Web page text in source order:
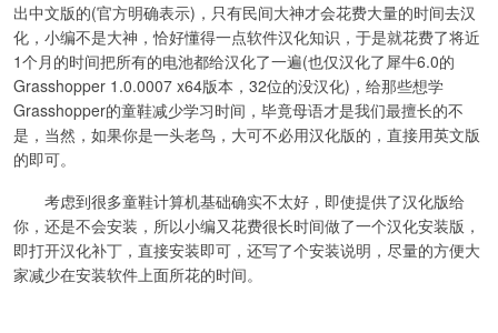
出中文版的(官方明确表示)，只有民间大神才会花费大量的时间去汉
化，小编不是大神，恰好懂得一点软件汉化知识，于是就花费了将近
1个月的时间把所有的电池都给汉化了一遍(也仅汉化了犀牛6.0的
Grasshopper 1.0.0007 x64版本，32位的没汉化)，给那些想学
Grasshopper的童鞋减少学习时间，毕竟母语才是我们最擅长的不
是，当然，如果你是一头老鸟，大可不必用汉化版的，直接用英文版
的即可。
考虑到很多童鞋计算机基础确实不太好，即使提供了汉化版给
你，还是不会安装，所以小编又花费很长时间做了一个汉化安装版，
即打开汉化补丁，直接安装即可，还写了个安装说明，尽量的方便大
家减少在安装软件上面所花的时间。